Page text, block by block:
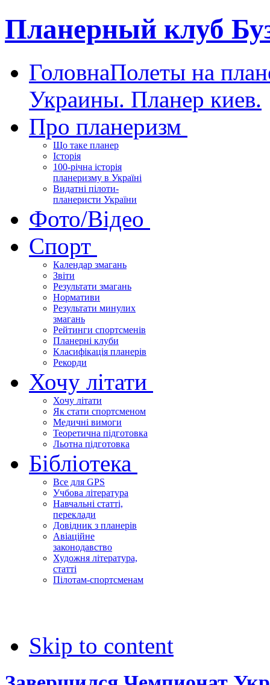
Планерный клуб
ГоловнаПолеты на
Украины. Планер киев.
Про планеризм
Що таке планер
Історія
100-річна історія
планеризму в Україні
Видатні пілоти-
планеристи України
Фото/Відео
Спорт
Календар змагань
Звіти
Результати змагань
Нормативи
Результати минулих
змагань
Рейтинги спортсменів
Планерні клуби
Класифікація планерів
Рекорди
Хочу літати
Хочу літати
Як стати спортсменом
Медичні вимоги
Теоретична підготовка
Льотна підготовка
Бібліотека
Все для GPS
Учбова література
Навчальні статті,
переклади
Довідник з планерів
Авіаційне
законодавство
Художня література,
статті
Пілотам-спортсменам
Skip to content